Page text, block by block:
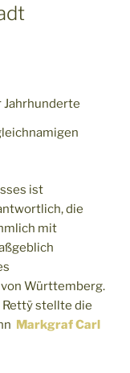
Jahrhunderte
ist
die
mit
Württemberg.
stellte die
MarkgrafCarl